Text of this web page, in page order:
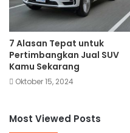
7 Alasan Tepat untuk
Pertimbangkan Jual SUV
Kamu Sekarang
Oktober 15, 2024
Most Viewed Posts